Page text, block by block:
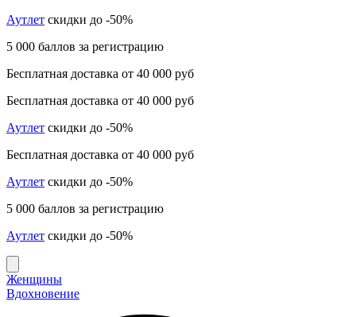
Аутлет скидки до -50%
5 000 баллов за регистрацию
Бесплатная доставка от 40 000 руб
Бесплатная доставка от 40 000 руб
Аутлет скидки до -50%
Бесплатная доставка от 40 000 руб
Аутлет скидки до -50%
5 000 баллов за регистрацию
Аутлет скидки до -50%
Женщины
Вдохновение